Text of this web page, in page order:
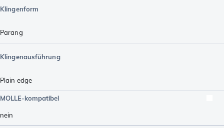
Klingenform
Parang
Klingenausführung
Plain edge
MOLLE-kompatibel
nein